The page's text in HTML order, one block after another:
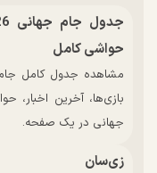
حواشی کامل
بازی‌ها، آخرین اخبار،
جهانی در یک صفحه.
زی‌سان